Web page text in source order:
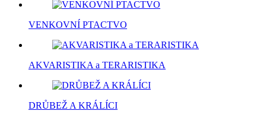
VENKOVNÍ PTACTVO
AKVARISTIKA a TERARISTIKA
DRŮBEŽ A KRÁLÍCI